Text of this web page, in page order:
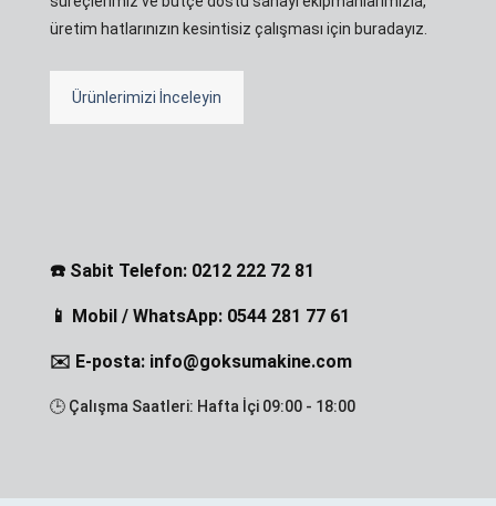
üretim hatlarınızın kesintisiz çalışması için buradayız.
Ürünlerimizi İnceleyin
☎️ Sabit Telefon: 0212 222 72 81
📱 Mobil / WhatsApp: 0544 281 77 61
✉️ E-posta: info@goksumakine.com
🕒 Çalışma Saatleri: Hafta İçi 09:00 - 18:00